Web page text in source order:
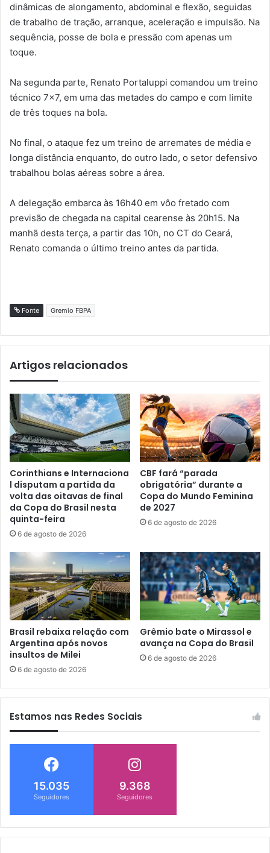
dinâmicas de alongamento, abdominal e flexão, seguidas
de trabalho de tração, arranque, aceleração e impulsão. Na
sequência, posse de bola e pressão com apenas um
toque.
Na segunda parte, Renato Portaluppi comandou um treino
técnico 7×7, em uma das metades do campo e com limite
de três toques na bola.
No final, o ataque fez um treino de arremates de média e
longa distância enquanto, do outro lado, o setor defensivo
trabalhou bolas aéreas sobre a área.
A delegação embarca às 16h40 em vôo fretado com
previsão de chegada na capital cearense às 20h15. Na
manhã desta terça, a partir das 10h, no CT do Ceará,
Renato comanda o último treino antes da partida.
Fonte Gremio FBPA
Artigos relacionados
Corinthians e Internaciona
l disputam a partida da
volta das oitavas de final
da Copa do Brasil nesta
quinta-feira
6 de agosto de 2026
CBF fará “parada
obrigatória” durante a
Copa do Mundo Feminina
de 2027
6 de agosto de 2026
Brasil rebaixa relação com
Argentina após novos
insultos de Milei
6 de agosto de 2026
Grêmio bate o Mirassol e
avança na Copa do Brasil
6 de agosto de 2026
Estamos nas Redes Sociais
15.035
Seguidores
9.368
Seguidores